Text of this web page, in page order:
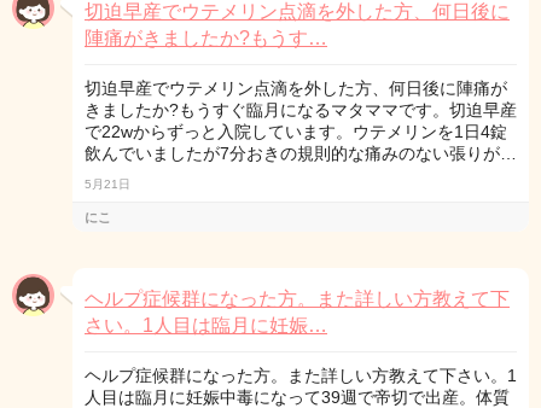
切迫早産でウテメリン点滴を外した方、何日後に
陣痛がきましたか?もうす…
切迫早産でウテメリン点滴を外した方、何日後に陣痛が
きましたか?もうすぐ臨月になるマタママです。切迫早産
で22wからずっと入院しています。ウテメリンを1日4錠
飲んでいましたが7分おきの規則的な痛みのない張りが…
5月21日
にこ
ヘルプ症候群になった方。また詳しい方教えて下
さい。1人目は臨月に妊娠…
ヘルプ症候群になった方。また詳しい方教えて下さい。1
人目は臨月に妊娠中毒になって39週で帝切で出産。体質